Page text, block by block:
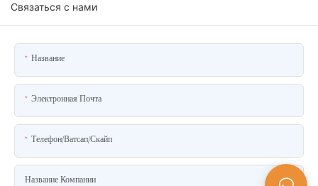
Связаться с нами
Название
Электронная Почта
Телефон/ватсап/скайп
Название Компании